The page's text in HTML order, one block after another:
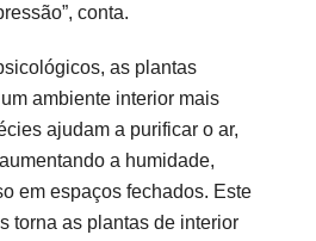
conta.
as plantas
ambiente interior mais
ajudam a purificar o ar,
a humidade,
em espaços fechados. Este
torna as plantas de interior